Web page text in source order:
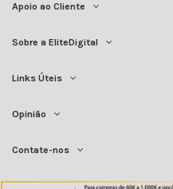
Apoio ao Cliente
Sobre a EliteDigital
Links Úteis
Opinião
Contate-nos